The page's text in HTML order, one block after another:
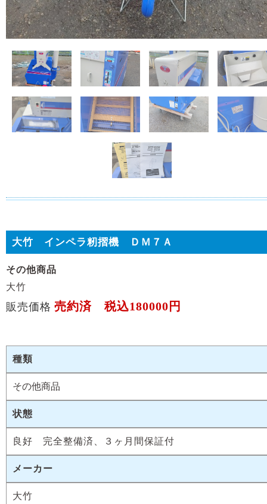
大竹 インペラ籾摺機 ＤＭ７Ａ
その他商品
大竹
販売価格 売約済 税込180000円
種類
その他商品
状態
良好 完全整備済、３ヶ月間保証付
メーカー
大竹